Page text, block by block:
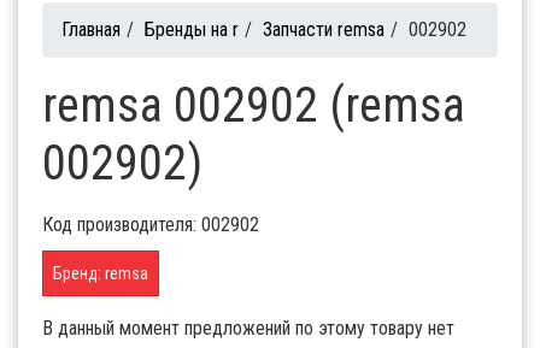
Главная / Бренды на r / Запчасти remsa / 002902
remsa 002902 (remsa
002902)
Код производителя: 002902
Бренд: remsa
В данный момент предложений по этому товару нет